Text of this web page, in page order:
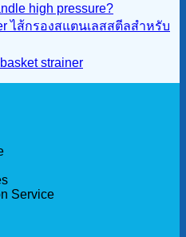
high pressure?
ไส้กรองสแตนเลสสตีลสำหรับ
strainer
Service